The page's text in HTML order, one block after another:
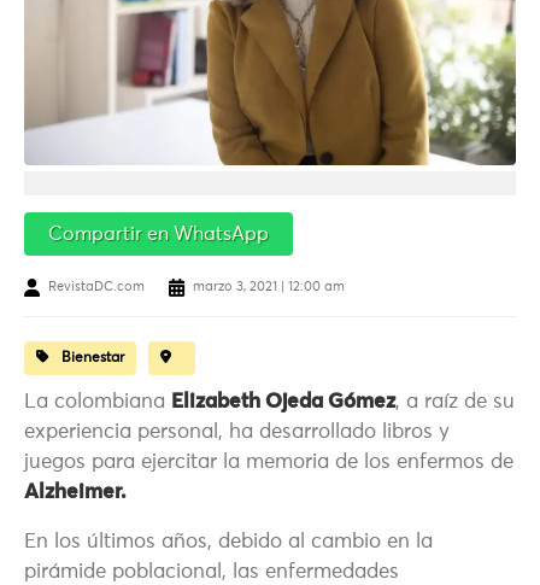
Compartir en WhatsApp
RevistaDC.com marzo 3, 2021 | 12:00 am
Bienestar
La colombiana Elizabeth Ojeda Gómez, a raíz de su
experiencia personal, ha desarrollado libros y
juegos para ejercitar la memoria de los enfermos de
Alzheimer.
En los últimos años, debido al cambio en la
pirámide poblacional, las enfermedades